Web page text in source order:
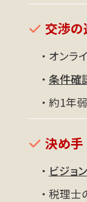
交渉
・ オン
・ 条件確
・ 約1年
決め手
・ ビジョ
・ 税理